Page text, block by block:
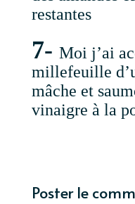
restantes
7- Moi j’ai
millefeuille
mâche et
vinaigre à la
Poster le